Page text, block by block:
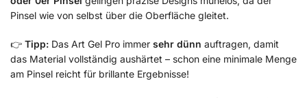
Pinsel wie von selbst über die Oberfläche gleitet.
👉 Tipp: Das Art Gel Pro immer sehr dünn auftragen, damit
das Material vollständig aushärtet – schon eine minimale Menge
am Pinsel reicht für brillante Ergebnisse!